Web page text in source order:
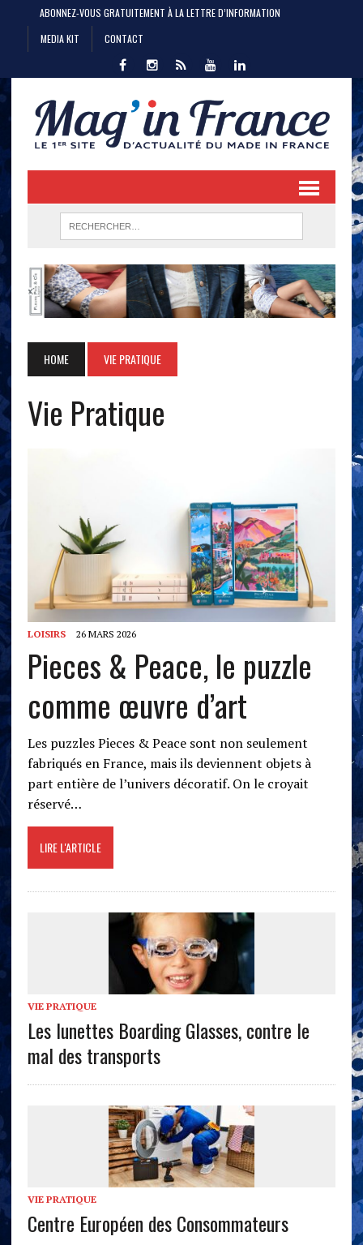
ABONNEZ-VOUS GRATUITEMENT À LA LETTRE D’INFORMATION
MEDIA KIT
CONTACT
HOME VIE PRATIQUE
Vie Pratique
LOISIRS 26 MARS 2026
Pieces & Peace, le puzzle
comme œuvre d’art
Les puzzles Pieces & Peace sont non seulement
fabriqués en France, mais ils deviennent objets à
part entière de l’univers décoratif. On le croyait
réservé…
LIRE L'ARTICLE
VIE PRATIQUE
Les lunettes Boarding Glasses, contre le
mal des transports
VIE PRATIQUE
Centre Européen des Consommateurs